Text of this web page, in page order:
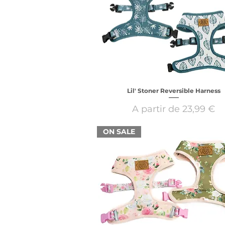
Lil' Stoner Reversible Harness
A partir de23,99 €
Preço promocional
ON SALE